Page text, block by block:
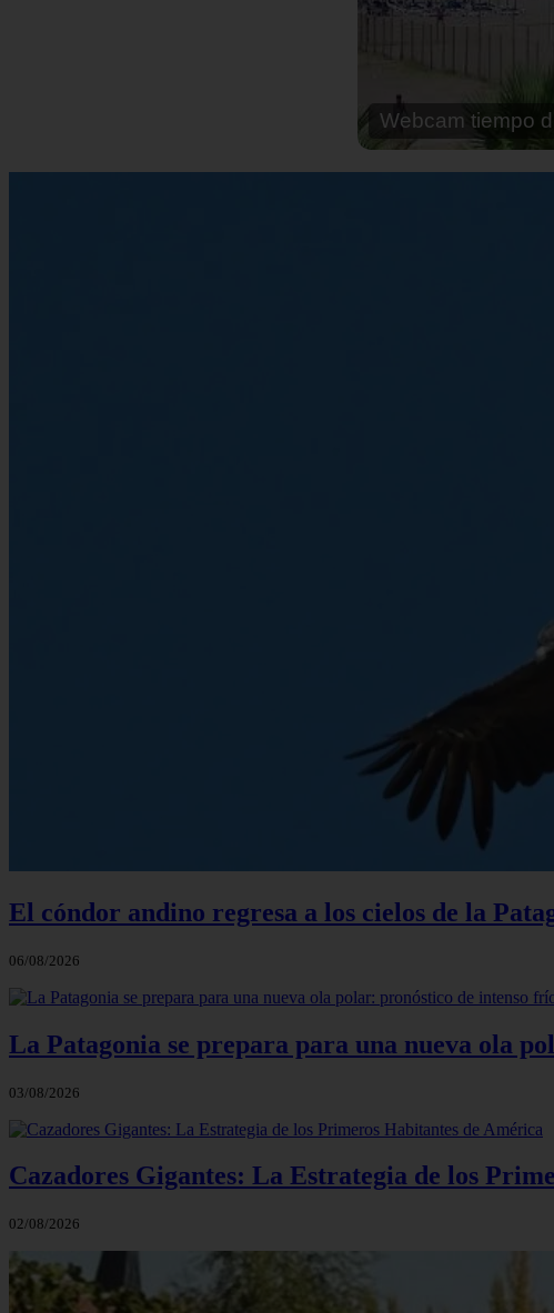
Webcam calpe
El cóndor andino regresa a los cielos de la
06/08/2026
La Patagonia se prepara para una nueva ola
03/08/2026
Cazadores Gigantes: La Estrategia de los
02/08/2026